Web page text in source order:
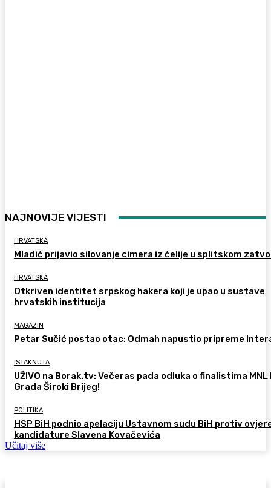
NAJNOVIJE VIJESTI
HRVATSKA
Mladić prijavio silovanje cimera iz ćelije u splitskom
HRVATSKA
Otkriven identitet srpskog hakera koji je upao u sustave
hrvatskih institucija
MAGAZIN
Petar Sučić postao otac: Odmah napustio pripreme
ISTAKNUTA
UŽIVO na Borak.tv: Večeras pada odluka o finalistima MNL
Grada Široki Brijeg!
POLITIKA
HSP BiH podnio apelaciju Ustavnom sudu BiH protiv
kandidature Slavena Kovačevića
Učitaj više